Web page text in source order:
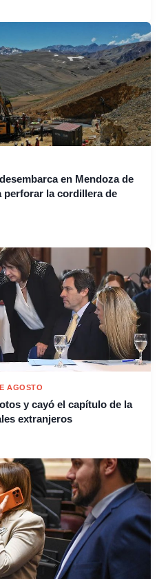
en Mendoza de
perforar la cordillera de
AGOSTO
y cayó el capítulo de la
extranjeros